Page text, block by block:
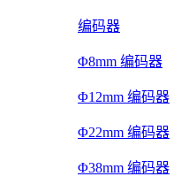
编码器
Φ8mm 编码器
Φ12mm 编码器
Φ22mm 编码器
Φ38mm 编码器